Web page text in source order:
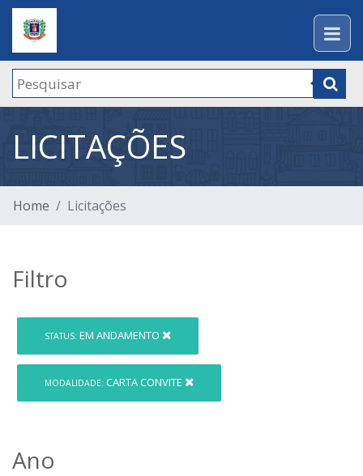
LICITAÇÕES
Home Licitações
Filtro
STATUS: EM ANDAMENTO
MODALIDADE: CARTA CONVITE
Ano